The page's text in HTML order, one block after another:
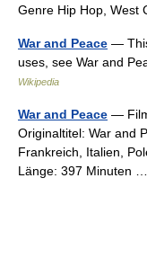
Genre Hip Hop,
War and Peace —
uses, see War and
Wikipedia
War and Peace —
Originaltitel: War and
Frankreich, Italien,
Länge: 397 Minuten